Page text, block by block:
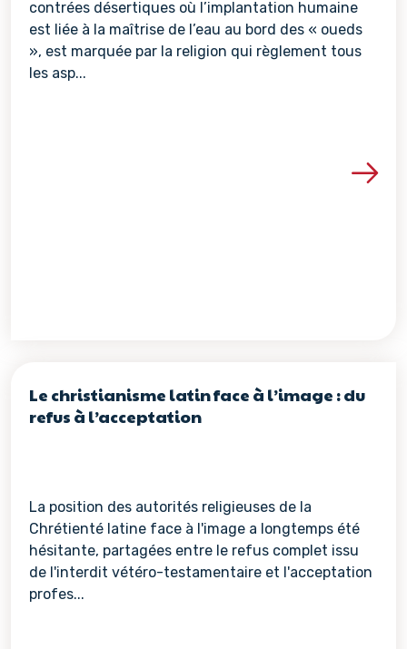
contrées désertiques où l’implantation humaine
est liée à la maîtrise de l’eau au bord des « oueds
», est marquée par la religion qui règlement tous
les asp...
Voir les détails de la
Le christianisme latin face à l’image : du
refus à l’acceptation
La position des autorités religieuses de la
Chrétienté latine face à l'image a longtemps été
hésitante, partagées entre le refus complet issu
de l'interdit vétéro-testamentaire et l'acceptation
profes...